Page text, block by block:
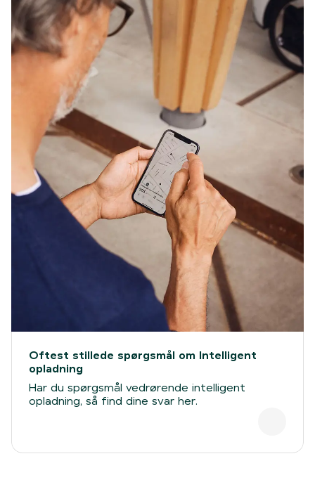
Oftest stillede spørgsmål om Intelligent
opladning
Har du spørgsmål vedrørende intelligent
opladning, så find dine svar her.